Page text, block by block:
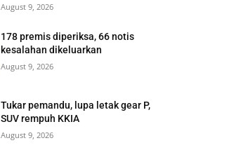
August 9, 2026
178 premis diperiksa, 66 notis
kesalahan dikeluarkan
August 9, 2026
Tukar pemandu, lupa letak gear P,
SUV rempuh KKIA
August 9, 2026